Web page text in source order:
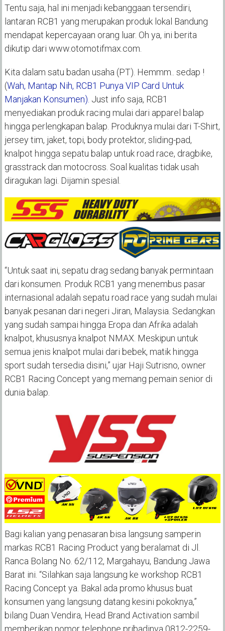
Tentu saja, hal ini menjadi kebanggaan tersendiri,
lantaran RCB1 yang merupakan produk lokal Bandung
mendapat kepercayaan orang luar. Oh ya, ini berita
dikutip dari www.otomotifmax.com.
Kita dalam satu badan usaha (PT). Hemmm.. sedap !
(Wah, Mantap Nih, RCB1 Punya VIP Card Untuk
Manjakan Konsumen). Just info saja, RCB1
menyediakan produk racing mulai dari apparel balap
hingga perlengkapan balap. Produknya mulai dari T-Shirt,
jersey tim, jaket, topi, body protektor, sliding-pad,
knalpot hingga sepatu balap untuk road race, dragbike,
grasstrack dan motocross. Soal kualitas tidak usah
diragukan lagi. Dijamin spesial.
“Untuk saat ini, sepatu drag sedang banyak permintaan
dari konsumen. Produk RCB1 yang menembus pasar
internasional adalah sepatu road race yang sudah mulai
banyak pesanan dari negeri Jiran, Malaysia. Sedangkan
yang sudah sampai hingga Eropa dan Afrika adalah
knalpot, khususnya knalpot NMAX. Meskipun untuk
semua jenis knalpot mulai dari bebek, matik hingga
sport sudah tersedia disini,” ujar Haji Sutrisno, owner
RCB1 Racing Concept yang memang pemain senior di
dunia balap.
Bagi kalian yang penasaran bisa langsung samperin
markas RCB1 Racing Product yang beralamat di Jl.
Ranca Bolang No. 62/112, Margahayu, Bandung Jawa
Barat ini. “Silahkan saja langsung ke workshop RCB1
Racing Concept ya. Bakal ada promo khusus buat
konsumen yang langsung datang kesini pokoknya,”
bilang Duan Vendira, Head Brand Activation sambil
memberikan nomor telephone pribadinya 0812-2259-